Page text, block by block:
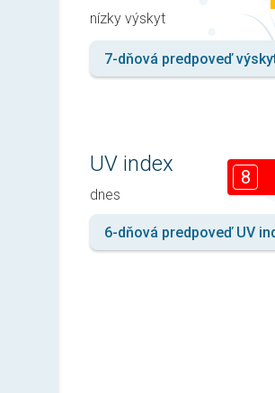
nízky výskyt
7-dňová predpoveď
UV index
dnes
8
6-dňová predpoveď UV